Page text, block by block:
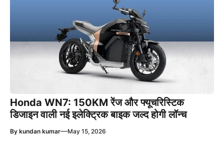
Honda WN7: 150KM रेंज और फ्यूचरिस्टिक
डिजाइन वाली नई इलेक्ट्रिक बाइक जल्द होगी लॉन्च
By kundan kumar—May 15, 2026